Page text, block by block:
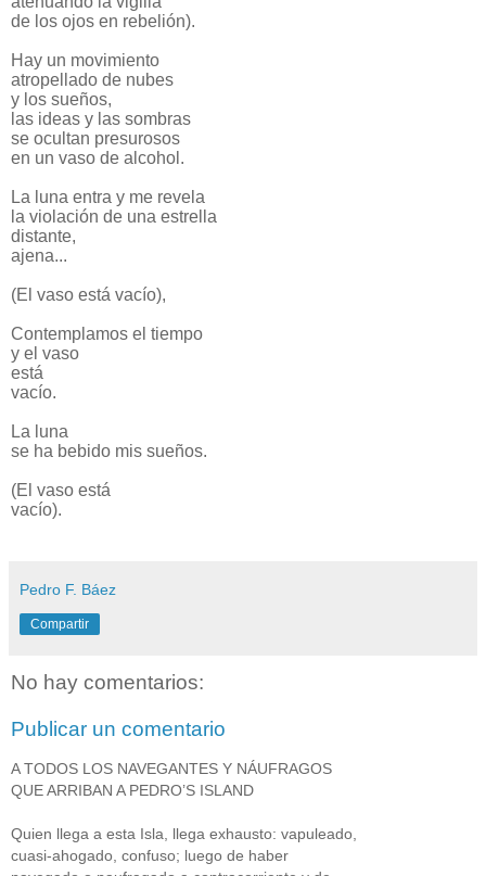
de los ojos en rebelión).
Hay un movimiento
atropellado de nubes
y los sueños,
las ideas y las sombras
se ocultan presurosos
en un vaso de alcohol.
La luna entra y me revela
la violación de una estrella
distante,
ajena...
(El vaso está vacío),
Contemplamos el tiempo
y el vaso
está
vacío.
La luna
se ha bebido mis sueños.
(El vaso está
vacío).
Pedro F. Báez
Compartir
No hay comentarios:
Publicar un comentario
A TODOS LOS NAVEGANTES Y NÁUFRAGOS
QUE ARRIBAN A PEDRO’S ISLAND
Quien llega a esta Isla, llega exhausto: vapuleado,
cuasi-ahogado, confuso; luego de haber